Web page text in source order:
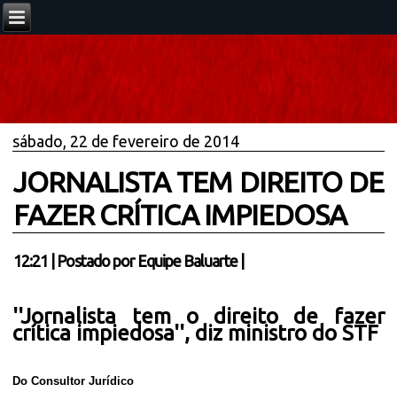
sábado, 22 de fevereiro de 2014
JORNALISTA TEM DIREITO DE
FAZER CRÍTICA IMPIEDOSA
12:21 Postado por Equipe Baluarte
''Jornalista tem o direito de fazer
crítica impiedosa'', diz ministro do STF
Do Consultor Jurídico